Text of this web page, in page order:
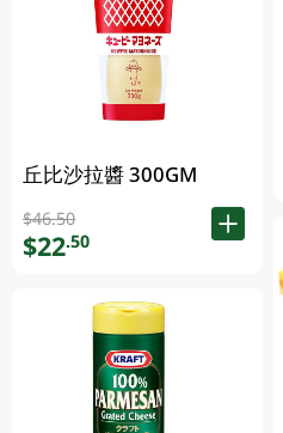
丘比沙拉醬 300GM
$46.50
$22.50